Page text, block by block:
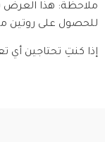
ملاحظة: هذا العرض
للحصول على روتين
إذا كنتِ تحتاجين أي